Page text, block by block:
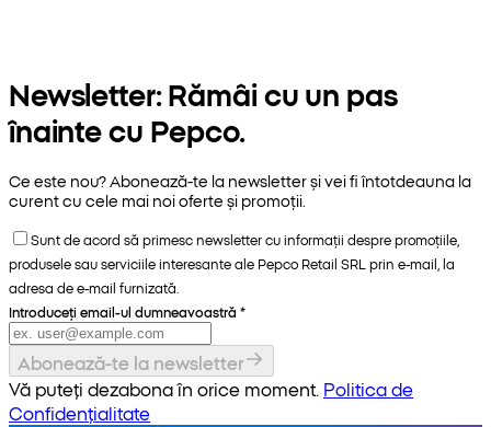
Newsletter: Rămâi cu un pas
înainte cu Pepco.
Ce este nou? Abonează-te la newsletter și vei fi întotdeauna la
curent cu cele mai noi oferte și promoții.
Sunt de acord să primesc newsletter cu informații despre promoțiile,
produsele sau serviciile interesante ale Pepco Retail SRL prin e-mail, la
adresa de e-mail furnizată.
Introduceți email-ul dumneavoastră *
Abonează-te la newsletter
Vă puteți dezabona în orice moment. Politica de
Confidențialitate